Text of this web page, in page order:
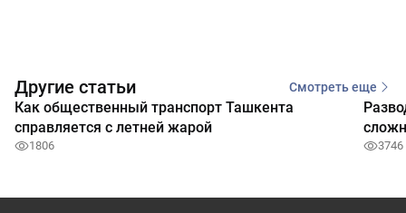
Другие статьи Смотреть еще
Как общественный транспорт Ташкента
справляется с летней жарой
1806 3746